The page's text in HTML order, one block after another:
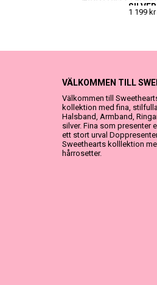
SILVER
1 199 kr
VÄLKOMMEN TILL
Välkommen till
kollektion med fina,
Halsband, Armband,
silver. Fina som presenter
ett stort urval
Sweethearts kolllektion
hårrosetter.